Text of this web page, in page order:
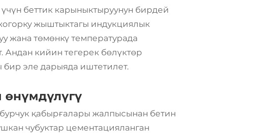
беттик карыныктыруунун бирдей
жыштыктагы индукциялык
жана төмөнкү температурада
Андан кийин тегерек бөлүктөр
эле дарыяда иштетилет.
өнүмдүлүгү
бурчук қабырғалары жалпысынан бетин
чубуктар цементацияланган